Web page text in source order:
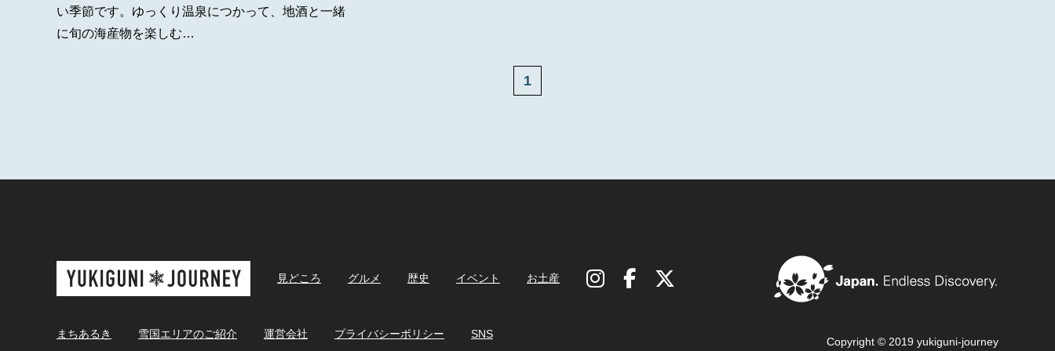
い季節です。ゆっくり温泉につかって、地酒と一緒
に旬の海産物を楽しむ…
1
見どころ グルメ 歴史 イベント お土産
まちあるき 雪国エリアのご紹介 運営会社 プライバシーポリシー SNS
Copyright © 2019 yukiguni-journey